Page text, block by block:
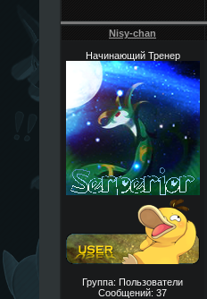
Nisy-chan
Начинающий Тренер
Группа: Пользователи
Сообщений: 37